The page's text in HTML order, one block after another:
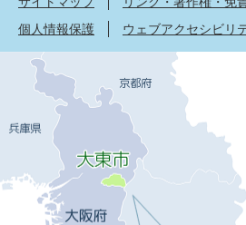
個人情報保護
ウェブアクセシビリ